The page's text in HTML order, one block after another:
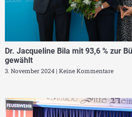
Dr. Jacqueline Bila mit 93,6 % zur
gewählt
3. November 2024 Keine Kommentare